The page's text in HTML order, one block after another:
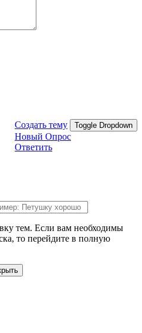
Создать тему Toggle Dropdown
Новый Опрос
Ответить
тем. Если вам необходимы
то перейдите в полную